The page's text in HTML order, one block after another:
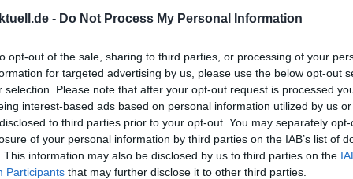
- Do Not Process My Personal Information
opt-out of the sale, sharing to third parties, or processing of your
for targeted advertising by us, please use the below opt-out
selection. Please note that after your opt-out request is processed
interest-based ads based on personal information utilized by us
to third parties prior to your opt-out. You may separately
of your personal information by third parties on the IAB’s list of
This information may also be disclosed by us to third parties on the
Participants that may further disclose it to other third parties.
Team Emirates – XRG, am brutal
machen.
Weg zum Tagessieg. Doch wie
Toro den Anstieg kontrolliert, folgte
er
rifft
Die
as
ür
ss
as
et.